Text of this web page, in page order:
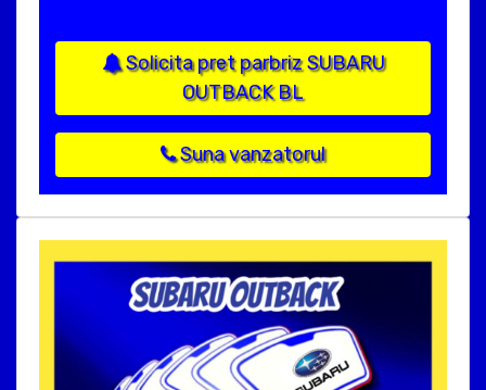
Solicita pret parbriz SUBARU
OUTBACK BL
Suna vanzatorul